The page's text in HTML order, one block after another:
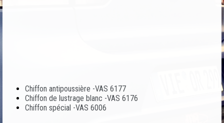
Chiffon antipoussière -VAS 6177
Chiffon de lustrage blanc -VAS 6176
Chiffon spécial -VAS 6006